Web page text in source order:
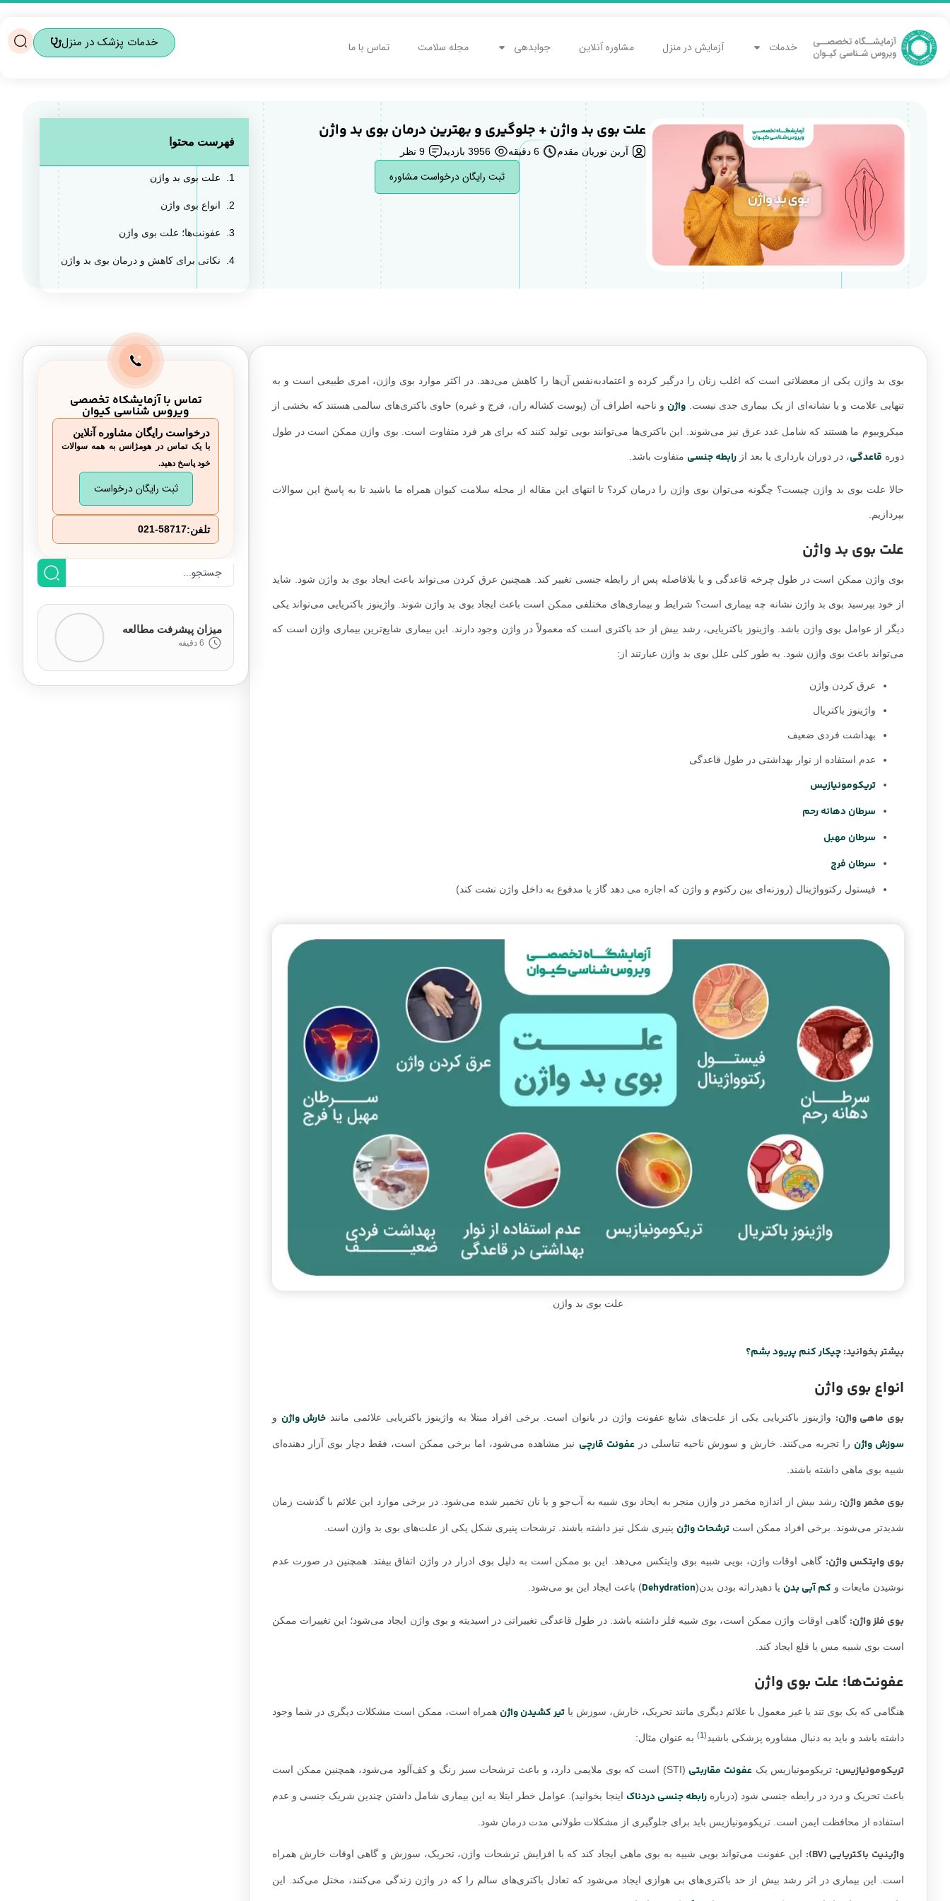
خدمات آزمایش در منزل مشاوره آنلاین جوابدهی مجله سلامت تماس با ما خدمات پزشک در منزل
علت بوی بد واژن + جلوگیری و بهترین درمان بوی بد واژن
آرین نوریان مقدم 6 دقیقه 3956 بازدید 9 نظر
ثبت رایگان درخواست مشاوره
فهرست محتوا
علت بوی بد واژن
انواع بوی واژن
عفونت‌ها؛ علت بوی واژن
نکاتی برای کاهش و درمان بوی بد واژن
بوی بد واژن یکی از معضلاتی است که اغلب زنان را درگیر کرده و اعتمادبه‌نفس آن‌ها را کاهش می‌دهد. در اکثر موارد بوی واژن، امری طبیعی است و به
تنهایی علامت و یا نشانه‌ای از یک بیماری جدی نیست. واژن و ناحیه اطراف آن (پوست کشاله ران، فرج و غیره) حاوی باکتری‌های سالمی هستند که بخشی از
میکروبیوم ما هستند که شامل غدد عرق نیز می‌شوند. این باکتری‌ها می‌توانند بویی تولید کنند که برای هر فرد متفاوت است. بوی واژن ممکن است در طول
دوره قاعدگی، در دوران بارداری یا بعد از رابطه جنسی متفاوت باشد.
حالا علت بوی بد واژن چیست؟ چگونه می‌توان بوی واژن را درمان کرد؟ تا انتهای این مقاله از مجله سلامت کیوان همراه ما باشید تا به پاسخ این سوالات
بپردازیم.
علت بوی بد واژن
بوی واژن ممکن است در طول چرخه قاعدگی و یا بلافاصله پس از رابطه جنسی تغییر کند. همچنین عرق کردن می‌تواند باعث ایجاد بوی بد واژن شود. شاید
از خود بپرسید بوی بد واژن نشانه چه بیماری است؟ شرایط و بیماری‌های مختلفی ممکن است باعث ایجاد بوی بد واژن شوند. واژینوز باکتریایی می‌تواند یکی
دیگر از عوامل بوی واژن باشد. واژینوز باکتریایی، رشد بیش از حد باکتری است که معمولاً در واژن وجود دارند. این بیماری شایع‌ترین بیماری واژن است که
می‌تواند باعث بوی واژن شود. به طور کلی علل بوی بد واژن عبارتند از:
عرق کردن واژن
واژینوز باکتریال
بهداشت فردی ضعیف
عدم استفاده از نوار بهداشتی در طول قاعدگی
تریکومونیازیس
سرطان دهانه رحم
سرطان مهبل
سرطان فرج
فیستول رکتوواژینال (روزنه‌ای بین رکتوم و واژن که اجازه می دهد گاز یا مدفوع به داخل واژن نشت کند)
علت بوی بد واژن
بیشتر بخوانید:چیکار کنم پریود بشم؟
انواع بوی واژن
بوی ماهی واژن: واژینوز باکتریایی یکی از علت‌های شایع عفونت واژن در بانوان است. برخی افراد مبتلا به واژینوز باکتریایی علائمی مانند خارش واژن و
سوزش واژن را تجربه می‌کنند. خارش و سوزش ناحیه تناسلی درعفونت قارچی نیز مشاهده می‌شود، اما برخی ممکن است، فقط دچار بوی آزار دهنده‌ای
شبیه بوی ماهی داشته باشند.
بوی مخمر واژن: رشد بیش از اندازه مخمر در واژن منجر به ایحاد بوی شبیه به آب‌جو و یا نان تخمیر شده می‌شود. در برخی موارد این علائم با گذشت زمان
شدیدتر می‌شوند. برخی افراد ممکن است ترشحات واژن پنیری شکل نیز داشته باشند. ترشحات پنیری شکل یکی از علت‌های بوی بد واژن است.
بوی وایتکس واژن: گاهی اوقات واژن، بویی شبیه بوی وایتکس می‌دهد. این بو ممکن است به دلیل بوی ادرار در واژن اتفاق بیفتد. همچنین در صورت عدم
نوشیدن مایعات و کم آبی بدن یا دهیدراته بودن بدن(Dehydration) باعث ایجاد این بو می‌شود.
بوی فلز واژن: گاهی اوقات واژن ممکن است، بوی شبیه فلز داشته باشد. در طول قاعدگی تغییراتی در اسیدیته و بوی واژن ایجاد می‌شود؛ این تغییرات ممکن
است بوی شبیه مس یا قلع ایجاد کند.
عفونت‌ها؛ علت بوی واژن
هنگامی که یک بوی تند یا غیر معمول با علائم دیگری مانند تحریک، خارش، سوزش یا تیر کشیدن واژن همراه است، ممکن است مشکلات دیگری در شما وجود
داشته باشد و باید به دنبال مشاوره پزشکی باشید (
1
) به عنوان مثال:
تریکومونیازیس: تریکومونیازیس یک عفونت مقاربتی (STI) است که بوی ملایمی دارد، و باعث ترشحات سبز رنگ و کف‌آلود می‌شود، همچنین ممکن است
باعث تحریک و درد در رابطه جنسی شود (دربارهرابطه جنسی دردناک اینجا بخوانید). عوامل خطر ابتلا به این بیماری شامل داشتن چندین شریک جنسی و عدم
استفاده از محافظت ایمن است. تریکومونیازیس باید برای جلوگیری از مشکلات طولانی مدت درمان شود.
واژینیت باکتریایی (BV): این عفونت می‌تواند بویی شبیه به بوی ماهی ایجاد کند که با افزایش ترشحات واژن، تحریک، سوزش و گاهی اوقات خارش همراه
است. این بیماری در اثر رشد بیش از حد باکتری‌های بی هوازی ایجاد می‌شود که تعادل باکتری‌های سالم را که در واژن زندگی می‌کنند، مختل می‌کند. این
تماس با آزمایشکاه تخصصی
ویروس شناسی کیوان
درخواست رایگان مشاوره آنلاین
با یک تماس در هومژانس به همه سوالات
خود پاسخ دهید.
ثبت رایگان درخواست
تلفن:021-58717
میزان پیشرفت مطالعه
6 دقیقه